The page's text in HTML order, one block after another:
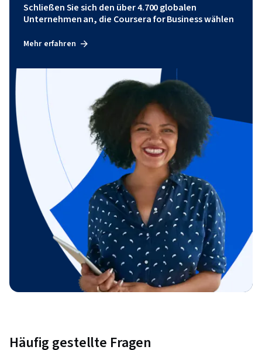
Schließen Sie sich den über 4.700 globalen
Unternehmen an, die Coursera for Business wählen
Mehr erfahren
Häufig gestellte Fragen